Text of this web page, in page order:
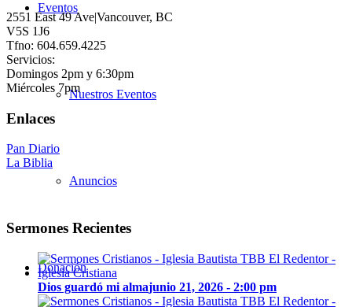
Eventos
Nuestros Eventos
Anuncios
Donación
2551 East 49 Ave|Vancouver, BC
V5S 1J6
Tfno: 604.659.4225
Servicios:
Domingos 2pm y 6:30pm
Miércoles 7pm
Enlaces
Pan Diario
La Biblia
Sermones Recientes
Dios guardó mi almajunio 21, 2026 - 2:00 pm